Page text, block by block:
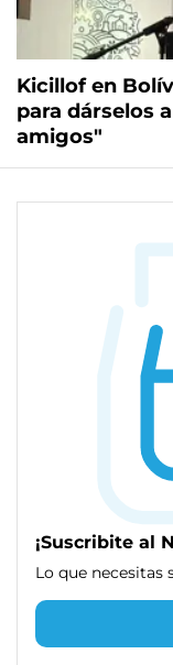
Kicillof en
para dárselos
amigos"
¡Suscribite al
Lo que necesitas